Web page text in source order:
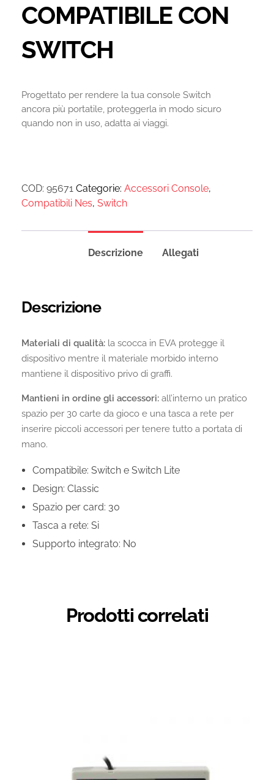
COMPATIBILE CON
SWITCH
Progettato per rendere la tua console Switch
ancora più portatile, proteggerla in modo sicuro
quando non in uso, adatta ai viaggi.
COD: 95671 Categorie: Accessori Console,
Compatibili Nes, Switch
Descrizione Allegati
Descrizione
Materiali di qualità: la scocca in EVA protegge il
dispositivo mentre il materiale morbido interno
mantiene il dispositivo privo di graffi.
Mantieni in ordine gli accessori: all’interno un pratico
spazio per 30 carte da gioco e una tasca a rete per
inserire piccoli accessori per tenere tutto a portata di
mano.
Compatibile: Switch e Switch Lite
Design: Classic
Spazio per card: 30
Tasca a rete: Si
Supporto integrato: No
Prodotti correlati